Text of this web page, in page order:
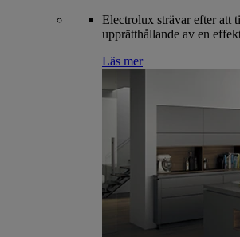
Electrolux strävar efter att
upprätthållande av en
Läs mer